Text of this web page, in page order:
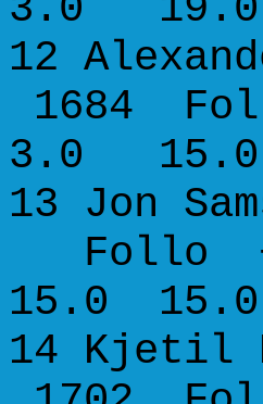
12
1684
3.0
13
Follo
15.0
14